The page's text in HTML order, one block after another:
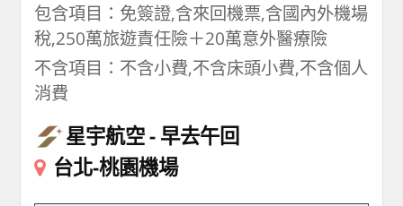
包含項目：免簽證,含來回機票,含國內外機場
稅,250萬旅遊責任險＋20萬意外醫療險
不含項目：不含小費,不含床頭小費,不含個人
消費
星宇航空 早去午回
台北-桃園機場